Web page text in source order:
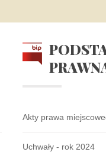
Akty prawa
Uchwały - rok 2024